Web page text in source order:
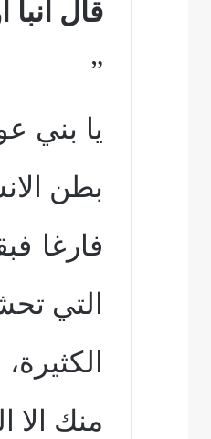
قال
”
يا بني
بطن
فارغا
التي
منك الا